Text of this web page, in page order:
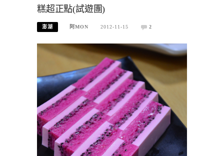
糕超正點(試遊團)
澎湖 阿MON 2012-11-15 2